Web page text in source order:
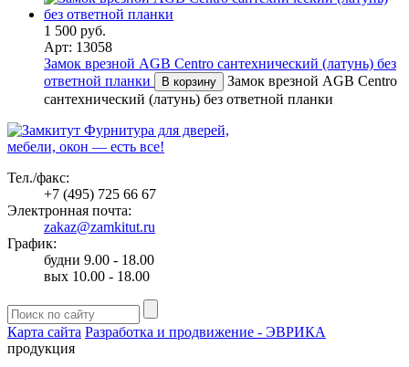
1 500 руб.
Арт: 13058
Замок врезной AGB Centro сантехнический (латунь) без
ответной планки
В корзину
Замок врезной AGB Centro
сантехнический (латунь) без ответной планки
Фурнитура для дверей,
мебели, окон — есть все!
Тел./факс:
+7 (495) 725 66 67
Электронная почта:
zakaz@zamkitut.ru
График:
будни 9.00 - 18.00
вых 10.00 - 18.00
Карта сайта Разработка и продвижение - ЭВРИКА
продукция